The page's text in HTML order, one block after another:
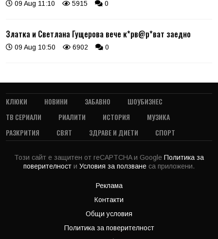
09 Aug 11:10 5915 0
Златка и Светлана Гущерова вече к*рв@р*ват заедно
09 Aug 10:50 6902 0
КЛЮКИ НОВИНИ ЗАБАВНО
ШОУБИЗНЕС
ТВ СЕРИАЛИ
РИАЛИТИ ИСТОРИЯ
МУЗИКА
РАЗКРИТИЯ
СВЯТ ЗДРАВЕ И ДИЕТИ СПОРТ
Този сайт е защитен от reCAPTCHA и Google Политика за
поверителност и Условия за ползване са приложени.
Реклама
Контакти
Общи условия
Политика за поверителност